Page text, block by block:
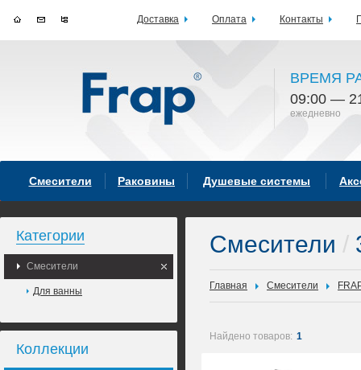
ВРЕМЯ
09:00 —
ежедневно
Смесители Раковины Душевые системы
Категории
Смесители
Для ванны
Коллекции
Смесители /
Главная Смесители
Найдено товаров: 1
Доставка Оплата Контакты